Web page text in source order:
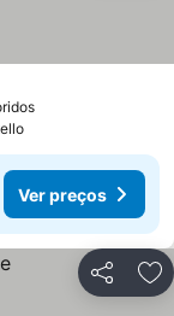
Ver preços
Ver preços
Partilhar